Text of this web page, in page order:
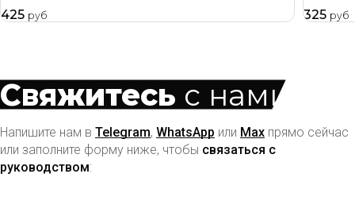
425 руб
325 руб
Свяжитесь с нами
Напишите нам в Telegram, WhatsApp или Max прямо сейчас
или заполните форму ниже, чтобы связаться с
руководством: